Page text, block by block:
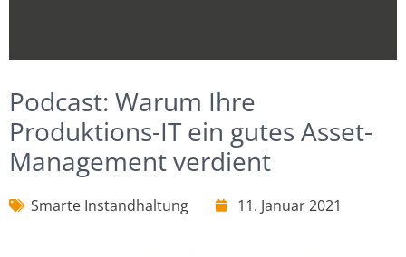
Podcast: Warum Ihre
Produktions-IT ein gutes Asset-
Management verdient
Smarte Instandhaltung 11. Januar 2021